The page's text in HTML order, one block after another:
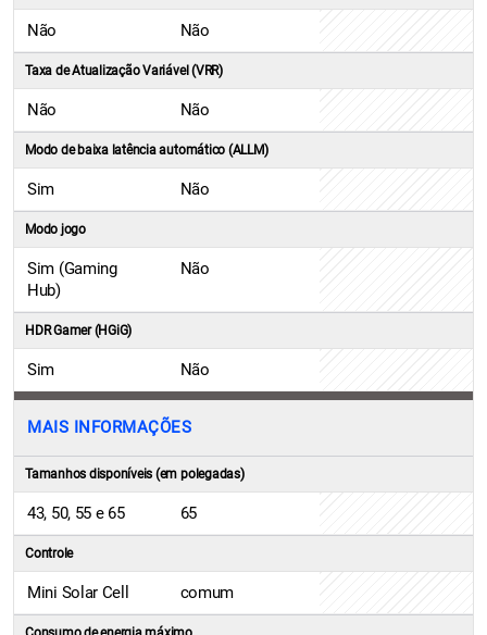
Não Não
Taxa de Atualização Variável (VRR)
Não Não
Modo de baixa latência automático (ALLM)
Sim Não
Modo jogo
Sim (Gaming
Hub)
Não
HDR Gamer (HGiG)
Sim Não
MAIS INFORMAÇÕES
Tamanhos disponíveis (em polegadas)
43, 50, 55 e 65 65
Controle
Mini Solar Cell comum